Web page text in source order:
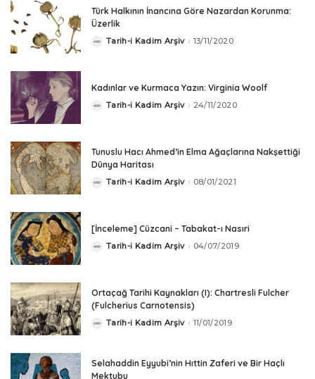
Türk Halkının İnancına Göre Nazardan Korunma:
Üzerlik
PostedTarih-i Kadim Arşiv 13/11/2020
Kadınlar ve Kurmaca Yazın: Virginia Woolf
PostedTarih-i Kadim Arşiv 24/11/2020
Tunuslu Hacı Ahmed’in Elma Ağaçlarına Nakşettiği
Dünya Haritası
PostedTarih-i Kadim Arşiv 08/01/2021
[İnceleme] Cüzcani – Tabakat-ı Nasıri
PostedTarih-i Kadim Arşiv 04/07/2019
Ortaçağ Tarihi Kaynakları (I): Chartresli Fulcher
(Fulcherius Carnotensis)
PostedTarih-i Kadim Arşiv 11/01/2019
Selahaddin Eyyubi’nin Hıttin Zaferi ve Bir Haçlı
Mektubu